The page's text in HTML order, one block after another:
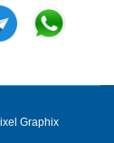
Graphix